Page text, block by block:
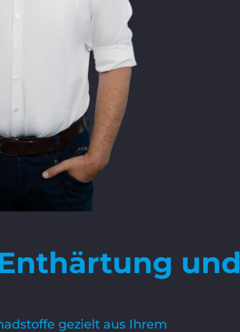
und
gezielt aus Ihrem